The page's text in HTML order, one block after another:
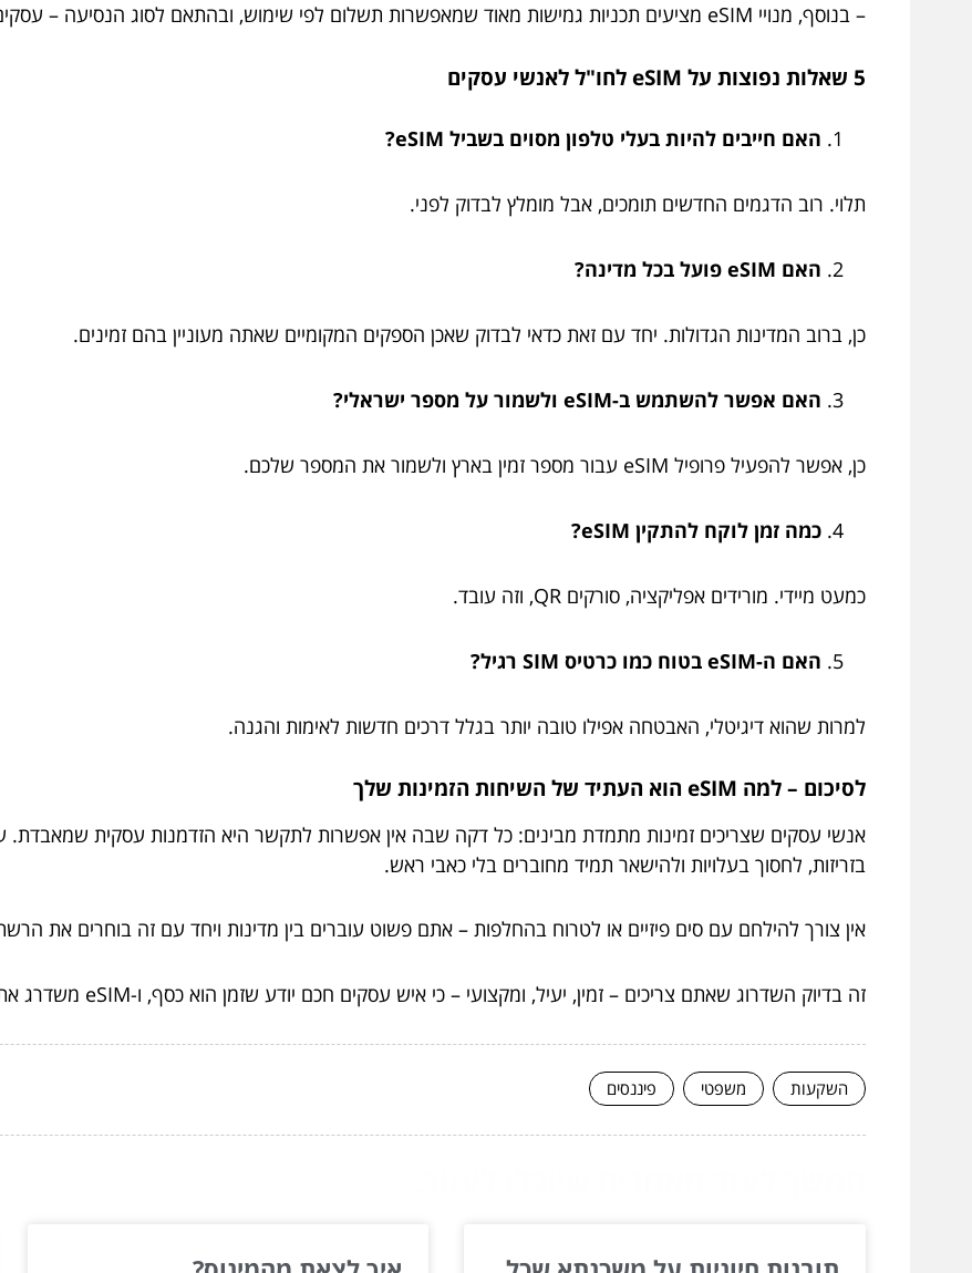
– בנוסף, מנויי eSIM מציעים תכניות גמישות מאוד שמאפשרות תשלום לפי שימוש, ובהתאם לסוג הנסיעה – עסקים או נופש.
5 שאלות נפוצות על eSIM לחו"ל לאנשי עסקים
האם חייבים להיות בעלי טלפון מסוים בשביל eSIM?
תלוי. רוב הדגמים החדשים תומכים, אבל מומלץ לבדוק לפני.
האם eSIM פועל בכל מדינה?
כן, ברוב המדינות הגדולות. יחד עם זאת כדאי לבדוק שאכן הספקים המקומיים שאתה מעוניין בהם זמינים.
האם אפשר להשתמש ב-eSIM ולשמור על מספר ישראלי?
כן, אפשר להפעיל פרופיל eSIM עבור מספר זמין בארץ ולשמור את המספר שלכם.
כמה זמן לוקח להתקין eSIM?
כמעט מיידי. מורידים אפליקציה, סורקים QR, וזה עובד.
האם ה-eSIM בטוח כמו כרטיס SIM רגיל?
למרות שהוא דיגיטלי, האבטחה אפילו טובה יותר בגלל דרכים חדשות לאימות והגנה.
לסיכום – למה eSIM הוא העתיד של השיחות הזמינות שלך
בזריזות, לחסוך בעלויות ולהישאר תמיד מחוברים בלי כאבי ראש.
אין צורך להילחם עם סים פיזיים או לטרוח בהחלפות – אתם פשוט עוברים בין מדינות ויחד עם זה בוחרים את
זה בדיוק השדרוג שאתם צריכים – זמין, יעיל, ומקצועי – כי איש עסקים חכם יודע שזמן הוא כסף, ו-eSIM משדרג את הזמן שלכם.
השקעות משפטי פיננסים